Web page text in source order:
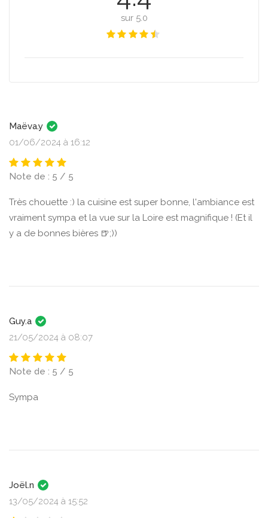
sur 5.0
Maëva.y
01/06/2024 à 16:12
Note de : 5 / 5
Très chouette :) la cuisine est super bonne, l'ambiance est
vraiment sympa et la vue sur la Loire est magnifique ! (Et il
y a de bonnes bières 🍺;))
Guy.a
21/05/2024 à 08:07
Note de : 5 / 5
Sympa
Joël.n
13/05/2024 à 15:52